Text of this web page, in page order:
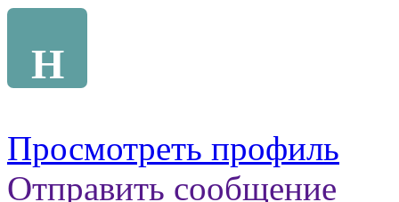
Н
Просмотреть профиль
Отправить сообщение